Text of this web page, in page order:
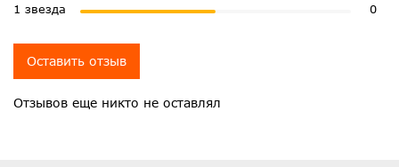
Отзывов еще никто не оставлял
1 звезда
0
Оставить отзыв